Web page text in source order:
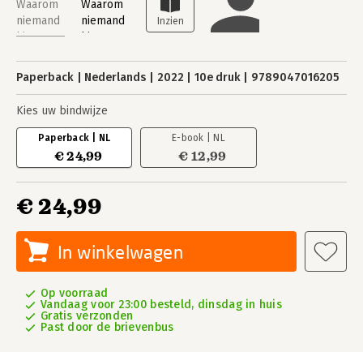
Paperback Nederlands 2022 10e druk 9789047016205
Kies uw bindwijze
Paperback | NL
€ 24,99
E-book | NL
€ 12,99
€ 24,99
In winkelwagen
Op voorraad
Vandaag voor 23:00 besteld, dinsdag in huis
Gratis verzonden
Past door de brievenbus